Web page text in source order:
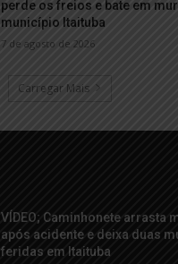
perde os freios e bate em
município Itaituba
7 de agosto de 2026
Carregar Mais
VÍDEO; Caminhonete arrasta
após acidente e deixa duas
feridas em Itaituba